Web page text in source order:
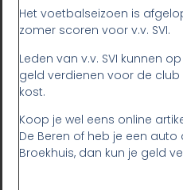
Het voetbalseizoen is
zomer scoren voor v.v. SVI.
Leden van v.v. SVI kunnen
geld verdienen voor de
kost.
Koop je wel eens online
De Beren of heb je een
Broekhuis, dan kun je geld